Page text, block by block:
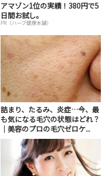
アマゾン1位の実績！380円で5
日間お試し。
PR（ハーブ健康本舗）
詰まり、たるみ、炎症…今、最
も気になる毛穴の状態はどれ？
｜美容のプロの毛穴ゼロケ...